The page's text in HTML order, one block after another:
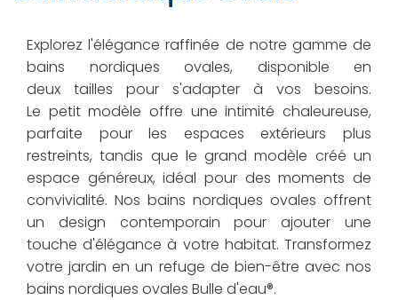
Explorez l'élégance raffinée de notre gamme de
bains nordiques ovales, disponible en
deux tailles pour s'adapter à vos besoins.
Le petit modèle offre une intimité chaleureuse,
parfaite pour les espaces extérieurs plus
restreints, tandis que le grand modèle créé un
espace généreux, idéal pour des moments de
convivialité. Nos bains nordiques ovales offrent
un design contemporain pour ajouter une
touche d'élégance à votre habitat. Transformez
votre jardin en un refuge de bien-être avec nos
bains nordiques ovales Bulle d'eau®.